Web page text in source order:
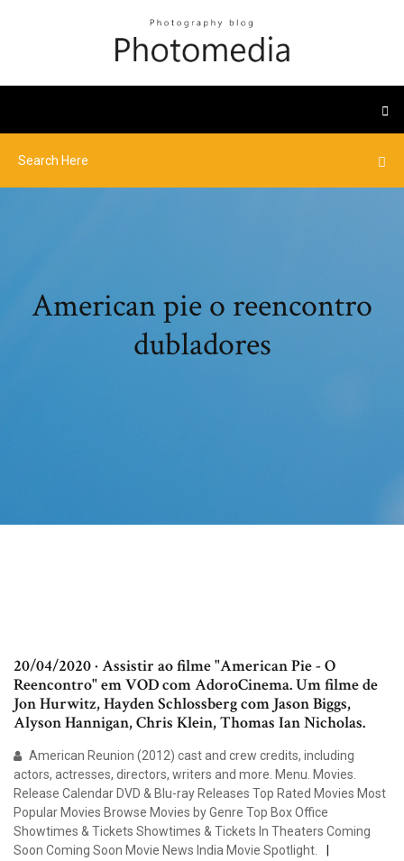
American pie o reencontro
dubladores
20/04/2020 · Assistir ao filme "American Pie - O
Reencontro" em VOD com AdoroCinema. Um filme de
Jon Hurwitz, Hayden Schlossberg com Jason Biggs,
Alyson Hannigan, Chris Klein, Thomas Ian Nicholas.
American Reunion (2012) cast and crew credits, including
actors, actresses, directors, writers and more. Menu. Movies.
Release Calendar DVD & Blu-ray Releases Top Rated Movies Most
Popular Movies Browse Movies by Genre Top Box Office
Showtimes & Tickets Showtimes & Tickets In Theaters Coming
Soon Coming Soon Movie News India Movie Spotlight.